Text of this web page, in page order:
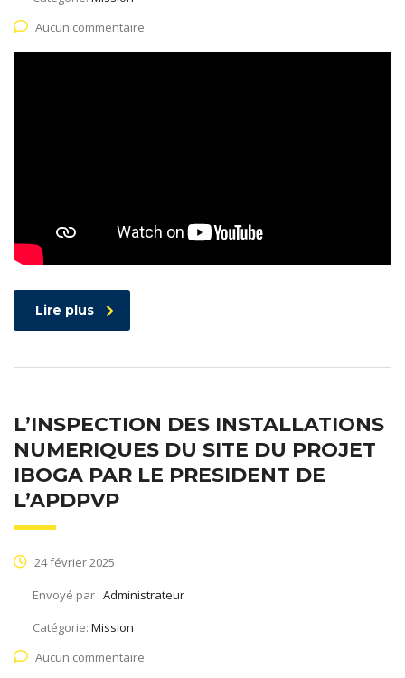
Aucun commentaire
Lire plus
L’INSPECTION DES INSTALLATIONS
NUMERIQUES DU SITE DU PROJET
IBOGA PAR LE PRESIDENT DE
L’APDPVP
24 février 2025
Envoyé par : Administrateur
Catégorie: Mission
Aucun commentaire